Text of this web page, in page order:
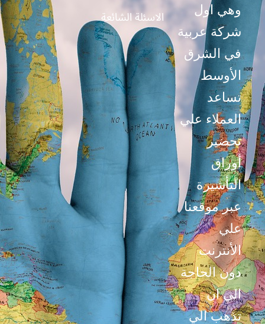
وهي اول
شركة عربية
في الشرق
الأوسط
تساعد
العملاء علي
تحضير
أوراق
التأشيرة
عبر موقعنا
علي
الأنترنت
دون الحاجة
الي ان
تذهب الي
الاسئلة الشائعة